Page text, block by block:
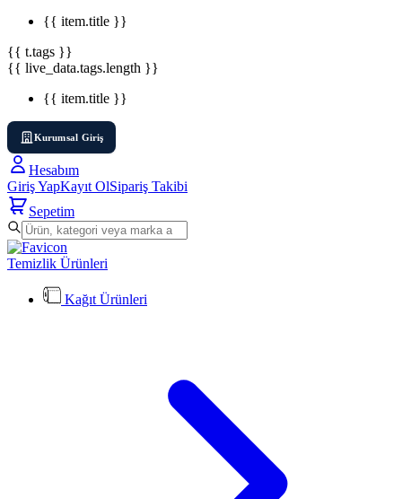
{{ item.title }}
{{ t.tags }}
{{ live_data.tags.length }}
{{ item.title }}
Kurumsal Giriş
Hesabım
Giriş YapKayıt OlSipariş Takibi
Sepetim
Temizlik Ürünleri
Kağıt Ürünleri